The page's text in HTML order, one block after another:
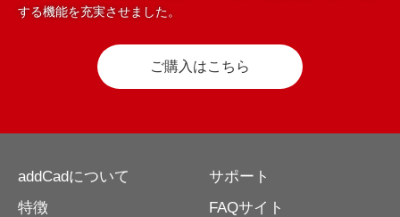
する機能を充実させました。
ご購入はこちら
addCadについて
特徴
サポート
FAQサイト